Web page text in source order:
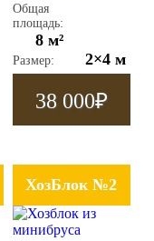
Общая
площадь:
8 м²
Размер: 2×4 м
38 000₽
ХозБлок №2